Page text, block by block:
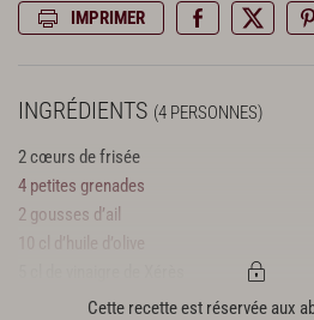
IMPRIMER
INGRÉDIENTS (4 PERSONNES)
2 cœurs de frisée
4 petites grenades
2 gousses d’ail
10 cl d’huile d’olive
fleur de sel, poivre du moulin
Cette recette est réservée aux